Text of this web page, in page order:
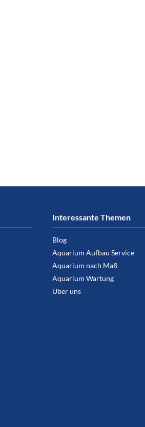
Interessante Themen
Blog
Aquarium Aufbau Service
Aquarium nach Maß
Aquarium Wartung
Über uns